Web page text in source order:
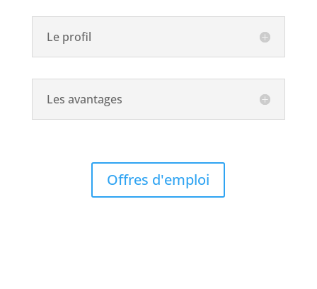
Le profil
Les avantages
Offres d'emploi